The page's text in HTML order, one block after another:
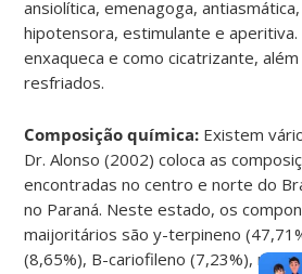
ansiolítica, emenagoga,
hipotensora, estimulante e aperitiva.
enxaqueca e como cicatrizante,
resfriados.
Composição química: Existem
Dr. Alonso (2002) coloca as
encontradas no centro e norte do
no Paraná. Neste estado, os
maijoritários são y-terpineno
(8,65%), B-cariofileno (7,23%),